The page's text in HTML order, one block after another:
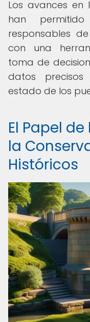
Los avances
han
responsables
con una
toma de
datos
estado de los
El Papel
la
Históricos